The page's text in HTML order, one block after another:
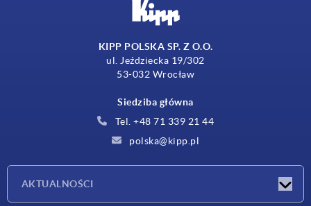
KIPP POLSKA SP. Z O.O.
ul. Jeździecka 19/302
53-032 Wrocław
Siedziba główna
Tel. +48 71 339 21 44
polska@kipp.pl
AKTUALNOŚCI